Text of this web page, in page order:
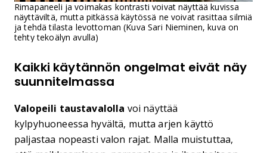
Rimapaneeli ja voimakas kontrasti voivat näyttää kuvissa
näyttäviltä, mutta pitkässä käytössä ne voivat rasittaa silmiä
ja tehdä tilasta levottoman (Kuva Sari Nieminen, kuva on
tehty tekoälyn avulla)
Kaikki käytännön ongelmat eivät näy
suunnitelmassa
Valopeili taustavalolla voi näyttää
kylpyhuoneessa hyvältä, mutta arjen käyttö
paljastaa nopeasti valon rajat. Malla muistuttaa,